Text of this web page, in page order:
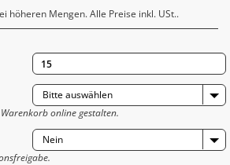
höheren Mengen. Alle Preise inkl. USt..
Bitte auswählen
online gestalten.
Nein